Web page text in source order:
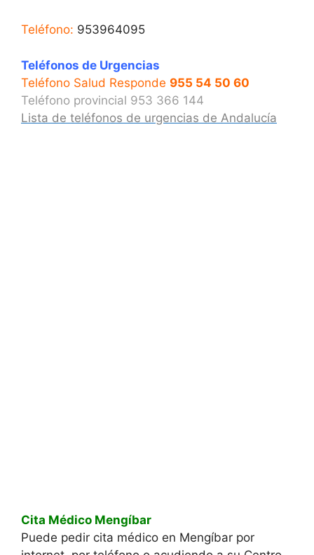
Teléfono: 953964095
Teléfonos de Urgencias
Teléfono Salud Responde 955 54 50 60
Teléfono provincial 953 366 144
Lista de teléfonos de urgencias de Andalucía
Cita Médico Mengíbar
Puede pedir cita médico en Mengíbar por